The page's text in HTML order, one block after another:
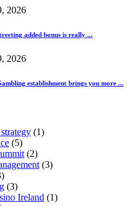
2026
added bonus is really ...
2026
establishment brings you more ...
(1)
(5)
(2)
(3)
(3)
Ireland (1)